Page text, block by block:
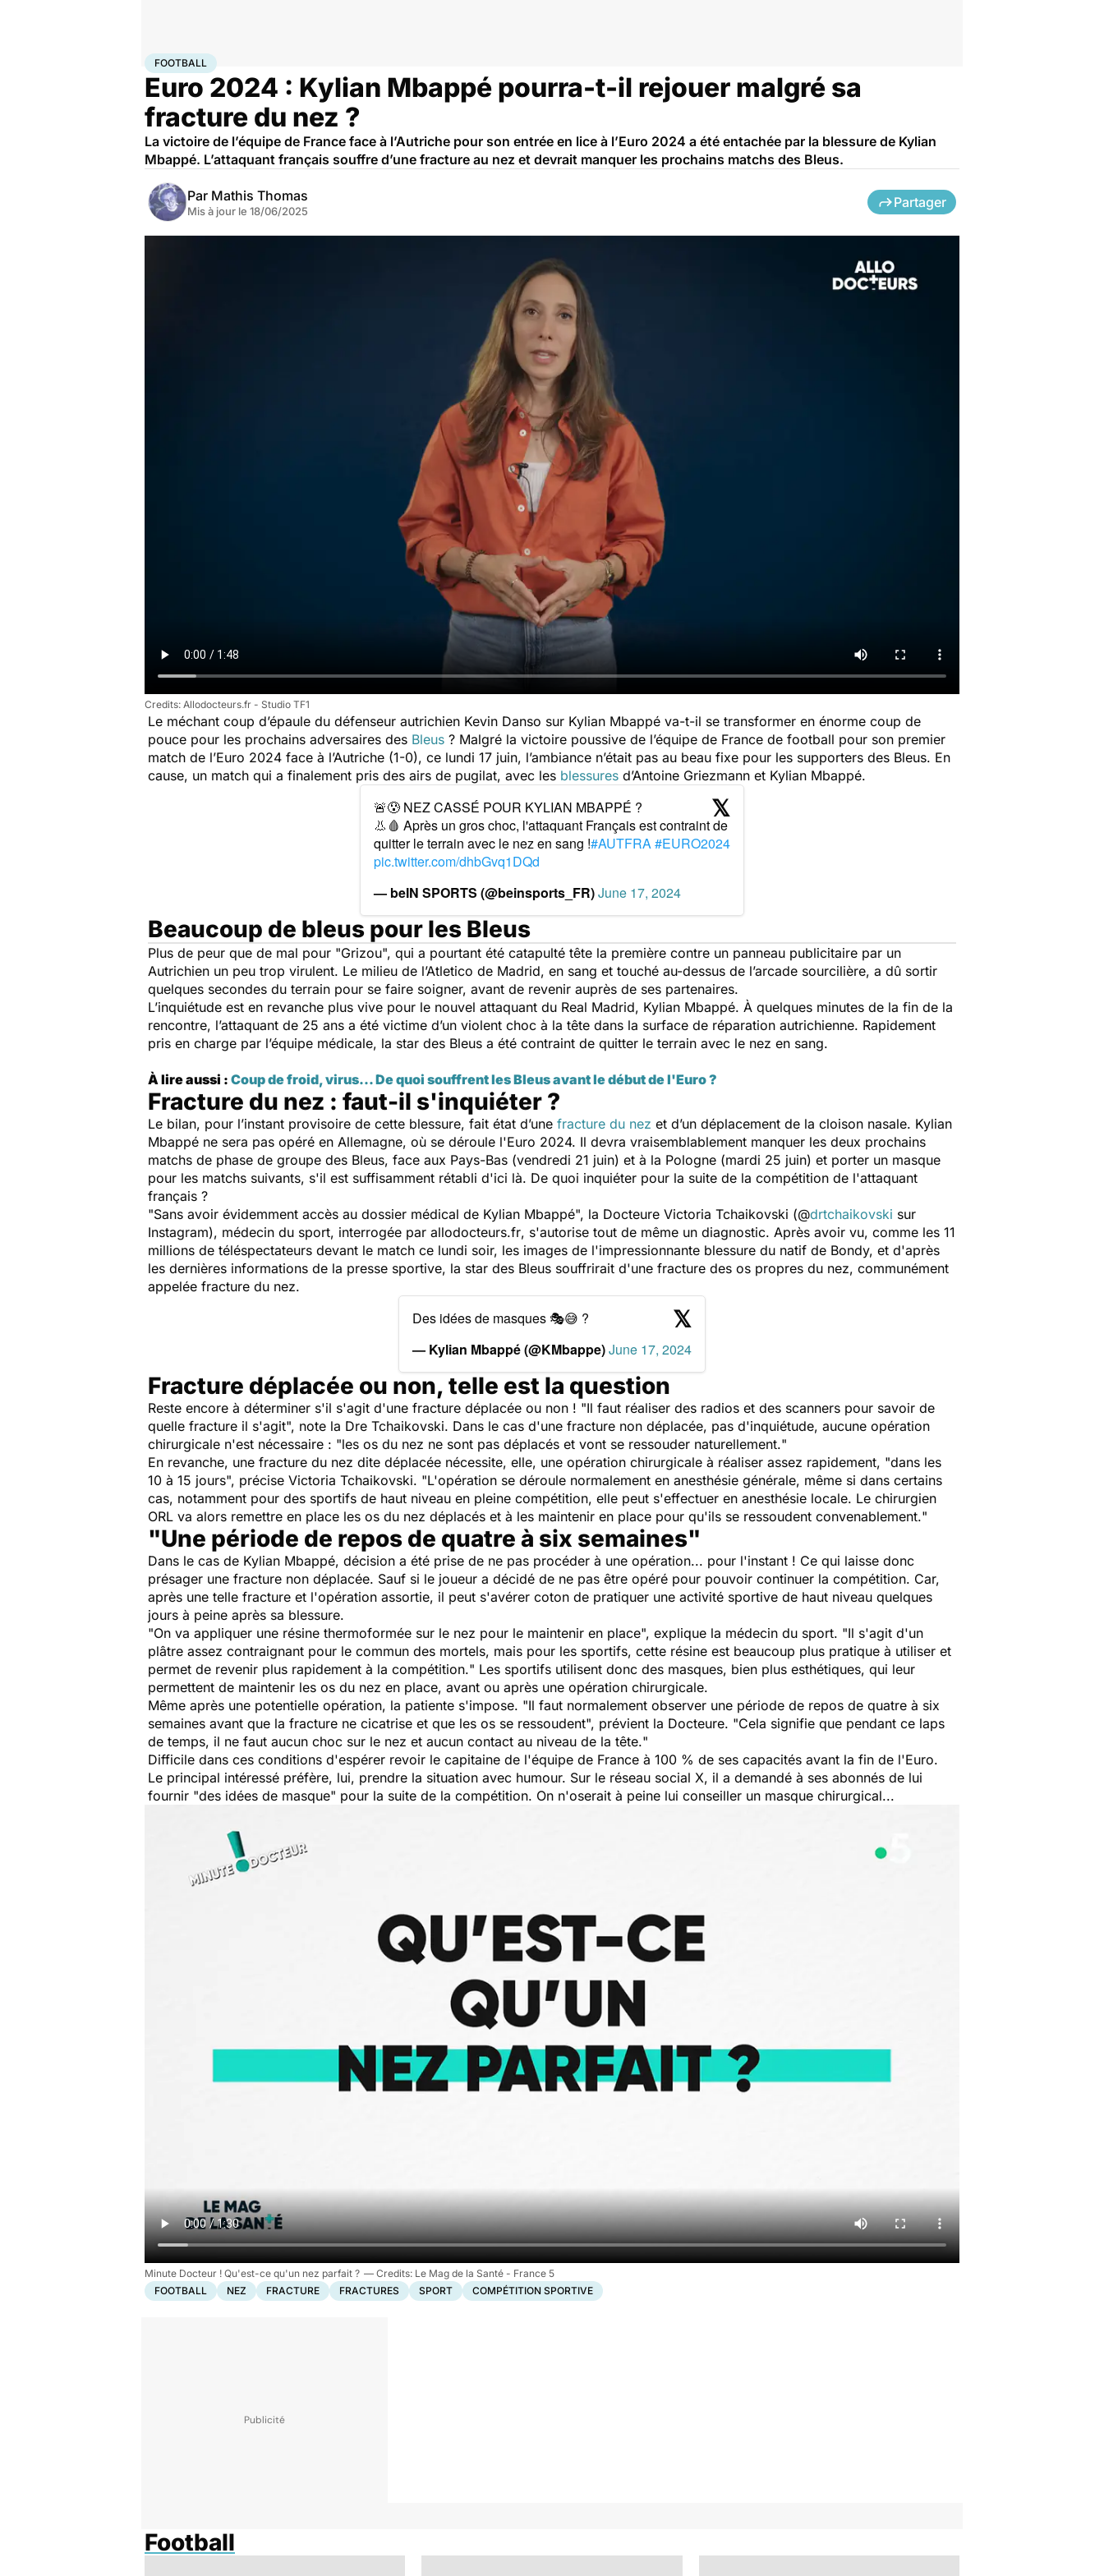
AccueilBien-être
FOOTBALL
Euro 2024 : Kylian Mbappé pourra-t-il rejouer malgré sa
fracture du nez ?
La victoire de l’équipe de France face à l’Autriche pour son entrée en lice à l’Euro 2024 a été entachée par la blessure de Kylian
Mbappé. L’attaquant français souffre d’une fracture au nez et devrait manquer les prochains matchs des Bleus.
Par Mathis Thomas
Mis à jour le 18/06/2025
Partager
Allodocteurs.fr - Studio TF1
Le méchant coup d’épaule du défenseur autrichien Kevin Danso sur Kylian Mbappé va-t-il se transformer en énorme coup de
pouce pour les prochains adversaires des Bleus ? Malgré la victoire poussive de l’équipe de France de football pour son premier
match de l’Euro 2024 face à l’Autriche (1-0), ce lundi 17 juin, l’ambiance n’était pas au beau fixe pour les supporters des Bleus. En
cause, un match qui a finalement pris des airs de pugilat, avec les blessures d’Antoine Griezmann et Kylian Mbappé.
🚨😰 NEZ CASSÉ POUR KYLIAN MBAPPÉ ?
👃🩸 Après un gros choc, l'attaquant Français est contraint de
quitter le terrain avec le nez en sang !#AUTFRA#EURO2024
pic.twitter.com/dhbGvq1DQd
— beIN SPORTS (@beinsports_FR)June 17, 2024
Beaucoup de bleus pour les Bleus
Plus de peur que de mal pour "Grizou", qui a pourtant été catapulté tête la première contre un panneau publicitaire par un
Autrichien un peu trop virulent. Le milieu de l’Atletico de Madrid, en sang et touché au-dessus de l’arcade sourcilière, a dû sortir
quelques secondes du terrain pour se faire soigner, avant de revenir auprès de ses partenaires.
L’inquiétude est en revanche plus vive pour le nouvel attaquant du Real Madrid, Kylian Mbappé. À quelques minutes de la fin de la
rencontre, l’attaquant de 25 ans a été victime d’un violent choc à la tête dans la surface de réparation autrichienne. Rapidement
pris en charge par l’équipe médicale, la star des Bleus a été contraint de quitter le terrain avec le nez en sang.
À lire aussi : Coup de froid, virus... De quoi souffrent les Bleus avant le début de l'Euro ?
Fracture du nez : faut-il s'inquiéter ?
Le bilan, pour l’instant provisoire de cette blessure, fait état d’une fracture du nez et d’un déplacement de la cloison nasale. Kylian
Mbappé ne sera pas opéré en Allemagne, où se déroule l'Euro 2024. Il devra vraisemblablement manquer les deux prochains
matchs de phase de groupe des Bleus, face aux Pays-Bas (vendredi 21 juin) et à la Pologne (mardi 25 juin) et porter un masque
pour les matchs suivants, s'il est suffisamment rétabli d'ici là. De quoi inquiéter pour la suite de la compétition de l'attaquant
français ?
"Sans avoir évidemment accès au dossier médical de Kylian Mbappé", la Docteure Victoria Tchaikovski (@drtchaikovski sur
Instagram), médecin du sport, interrogée par allodocteurs.fr, s'autorise tout de même un diagnostic. Après avoir vu, comme les 11
millions de téléspectateurs devant le match ce lundi soir, les images de l'impressionnante blessure du natif de Bondy, et d'après
les dernières informations de la presse sportive, la star des Bleus souffrirait d'une fracture des os propres du nez, communément
appelée fracture du nez.
Des idées de masques 🎭😅 ?
— Kylian Mbappé (@KMbappe)June 17, 2024
Fracture déplacée ou non, telle est la question
Reste encore à déterminer s'il s'agit d'une fracture déplacée ou non ! "Il faut réaliser des radios et des scanners pour savoir de
quelle fracture il s'agit", note la Dre Tchaikovski. Dans le cas d'une fracture non déplacée, pas d'inquiétude, aucune opération
chirurgicale n'est nécessaire : "les os du nez ne sont pas déplacés et vont se ressouder naturellement."
En revanche, une fracture du nez dite déplacée nécessite, elle, une opération chirurgicale à réaliser assez rapidement, "dans les
10 à 15 jours", précise Victoria Tchaikovski. "L'opération se déroule normalement en anesthésie générale, même si dans certains
cas, notamment pour des sportifs de haut niveau en pleine compétition, elle peut s'effectuer en anesthésie locale. Le chirurgien
ORL va alors remettre en place les os du nez déplacés et à les maintenir en place pour qu'ils se ressoudent convenablement."
"Une période de repos de quatre à six semaines"
Dans le cas de Kylian Mbappé, décision a été prise de ne pas procéder à une opération... pour l'instant ! Ce qui laisse donc
présager une fracture non déplacée. Sauf si le joueur a décidé de ne pas être opéré pour pouvoir continuer la compétition. Car,
après une telle fracture et l'opération assortie, il peut s'avérer coton de pratiquer une activité sportive de haut niveau quelques
jours à peine après sa blessure.
"On va appliquer une résine thermoformée sur le nez pour le maintenir en place", explique la médecin du sport. "Il s'agit d'un
plâtre assez contraignant pour le commun des mortels, mais pour les sportifs, cette résine est beaucoup plus pratique à utiliser et
permet de revenir plus rapidement à la compétition." Les sportifs utilisent donc des masques, bien plus esthétiques, qui leur
permettent de maintenir les os du nez en place, avant ou après une opération chirurgicale.
Même après une potentielle opération, la patiente s'impose. "Il faut normalement observer une période de repos de quatre à six
semaines avant que la fracture ne cicatrise et que les os se ressoudent", prévient la Docteure. "Cela signifie que pendant ce laps
de temps, il ne faut aucun choc sur le nez et aucun contact au niveau de la tête."
Difficile dans ces conditions d'espérer revoir le capitaine de l'équipe de France à 100 % de ses capacités avant la fin de l'Euro.
Le principal intéressé préfère, lui, prendre la situation avec humour. Sur le réseau social X, il a demandé à ses abonnés de lui
fournir "des idées de masque" pour la suite de la compétition. On n'oserait à peine lui conseiller un masque chirurgical...
Minute Docteur ! Qu'est-ce qu'un nez parfait ?
Le Mag de la Santé - France 5
FOOTBALL
NEZ FRACTURE FRACTURES SPORT COMPÉTITION SPORTIVE
Football